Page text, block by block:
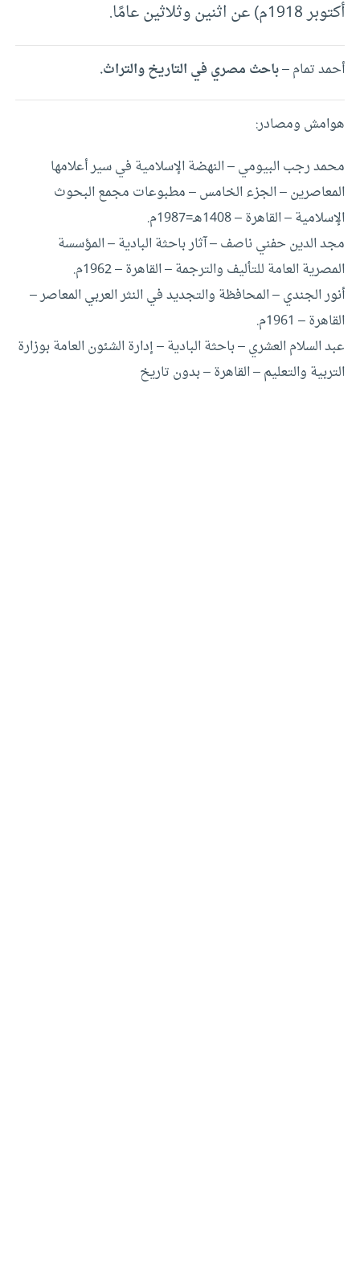
أكتوبر 1918م) عن اثنين وثلاثين عامًا.
أحمد تمام –باحث مصري في التاريخ والتراث.
هوامش ومصادر:
محمد رجب البيومي – النهضة الإسلامية في سير أعلامها
المعاصرين – الجزء الخامس – مطبوعات مجمع البحوث
الإسلامية – القاهرة – 1408هـ=1987م.
مجد الدين حفني ناصف – آثار باحثة البادية – المؤسسة
المصرية العامة للتأليف والترجمة – القاهرة – 1962م.
أنور الجندي – المحافظة والتجديد في النثر العربي المعاصر –
القاهرة – 1961م.
عبد السلام العشري – باحثة البادية – إدارة الشئون العامة بوزارة
التربية والتعليم – القاهرة – بدون تاريخ